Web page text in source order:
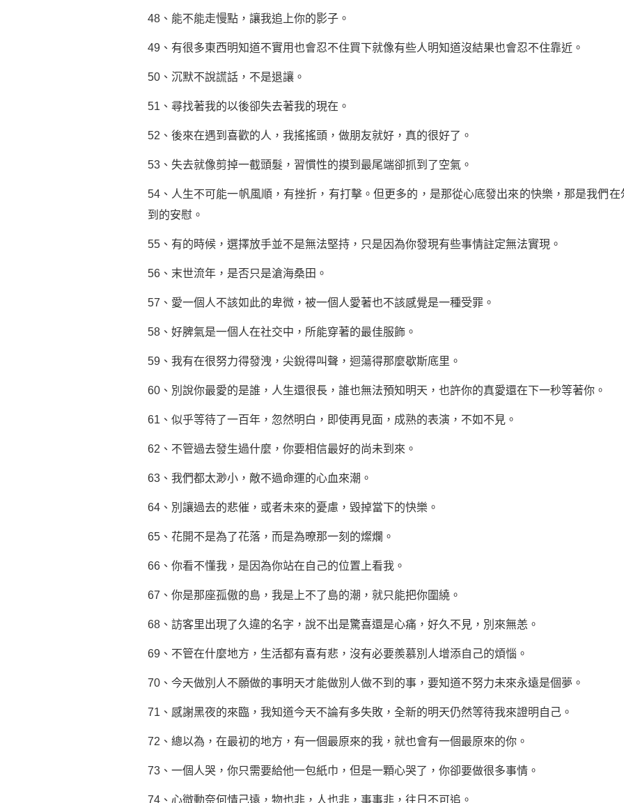
48、能不能走慢點，讓我追上你的影子。
49、有很多東西明知道不實用也會忍不住買下就像有些人明知道沒結果也會忍不住靠近。
50、沉默不說謊話，不是退讓。
51、尋找著我的以後卻失去著我的現在。
52、後來在遇到喜歡的人，我搖搖頭，做朋友就好，真的很好了。
53、失去就像剪掉一截頭髮，習慣性的摸到最尾端卻抓到了空氣。
54、人生不可能一帆風順，有挫折，有打擊。但更多的，是那從心底發出來的快樂，那是我們
到的安慰。
55、有的時候，選擇放手並不是無法堅持，只是因為你發現有些事情註定無法實現。
56、末世流年，是否只是滄海桑田。
57、愛一個人不該如此的卑微，被一個人愛著也不該感覺是一種受罪。
58、好脾氣是一個人在社交中，所能穿著的最佳服飾。
59、我有在很努力得發洩，尖銳得叫聲，迴蕩得那麼歇斯底里。
60、別說你最愛的是誰，人生還很長，誰也無法預知明天，也許你的真愛還在下一秒等著你。
61、似乎等待了一百年，忽然明白，即使再見面，成熟的表演，不如不見。
62、不管過去發生過什麼，你要相信最好的尚未到來。
63、我們都太渺小，敵不過命運的心血來潮。
64、別讓過去的悲催，或者未來的憂慮，毀掉當下的快樂。
65、花開不是為了花落，而是為暸那一刻的燦爛。
66、你看不懂我，是因為你站在自己的位置上看我。
67、你是那座孤傲的島，我是上不了島的潮，就只能把你圍繞。
68、訪客里出現了久違的名字，說不出是驚喜還是心痛，好久不見，別來無恙。
69、不管在什麼地方，生活都有喜有悲，沒有必要羨慕別人增添自己的煩惱。
70、今天做別人不願做的事明天才能做別人做不到的事，要知道不努力未來永遠是個夢。
71、感謝黑夜的來臨，我知道今天不論有多失敗，全新的明天仍然等待我來證明自己。
72、總以為，在最初的地方，有一個最原來的我，就也會有一個最原來的你。
73、一個人哭，你只需要給他一包紙巾，但是一顆心哭了，你卻要做很多事情。
74、心微動奈何情己遠，物也非，人也非，事事非，往日不可追。